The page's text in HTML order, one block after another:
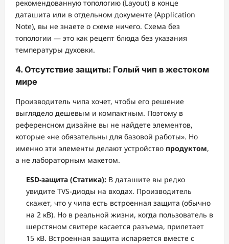
рекомендованную топологию (Layout) в конце
даташита или в отдельном документе (Application
Note), вы не знаете о схеме ничего. Схема без
топологии — это как рецепт блюда без указания
температуры духовки.
4. Отсутствие защиты: Голый чип в жестоком
мире
Производитель чипа хочет, чтобы его решение
выглядело дешевым и компактным. Поэтому в
референсном дизайне вы не найдете элементов,
которые «не обязательны для базовой работы». Но
именно эти элементы делают устройство продуктом,
а не лабораторным макетом.
ESD-защита (Статика): В даташите вы редко
увидите TVS-диоды на входах. Производитель
скажет, что у чипа есть встроенная защита (обычно
на 2 кВ). Но в реальной жизни, когда пользователь в
шерстяном свитере касается разъема, прилетает
15 кВ. Встроенная защита испаряется вместе с